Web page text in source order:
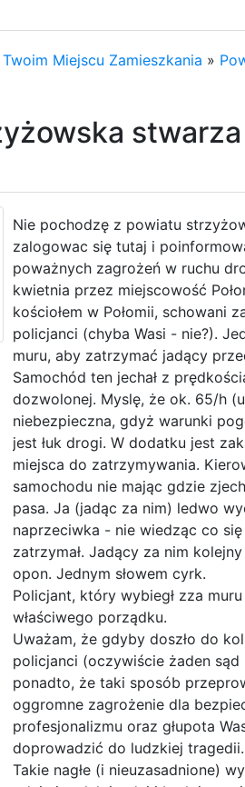
Miejscu Zamieszkania »
Nie pochodzę z powiatu
zalogowac się tutaj i
poważnych zagrożeń w ruchu
kwietnia przez miejscowość
kościołem w Połomii, schowani
policjanci (chyba Wasi - nie?).
muru, aby zatrzymać jadący
Samochód ten jechał z
dozwolonej. Myslę, że ok. 65/h
niebezpieczna, gdyż warunki
jest łuk drogi. W dodatku jest
miejsca do zatrzymywania.
samochodu nie mając gdzie
pasa. Ja (jadąc za nim) ledwo
naprzeciwka - nie wiedząc co
zatrzymał. Jadący za nim
opon. Jednym słowem cyrk.
Policjant, który wybiegł zza
właściwego porządku.
Uważam, że gdyby doszło do
policjanci (oczywiście żaden sąd
ponadto, że taki sposób
oggromne zagrożenie dla
profesjonalizmu oraz głupota
doprowadzić do ludzkiej tragedii.
Takie nagłe (i nieuzasadnione)